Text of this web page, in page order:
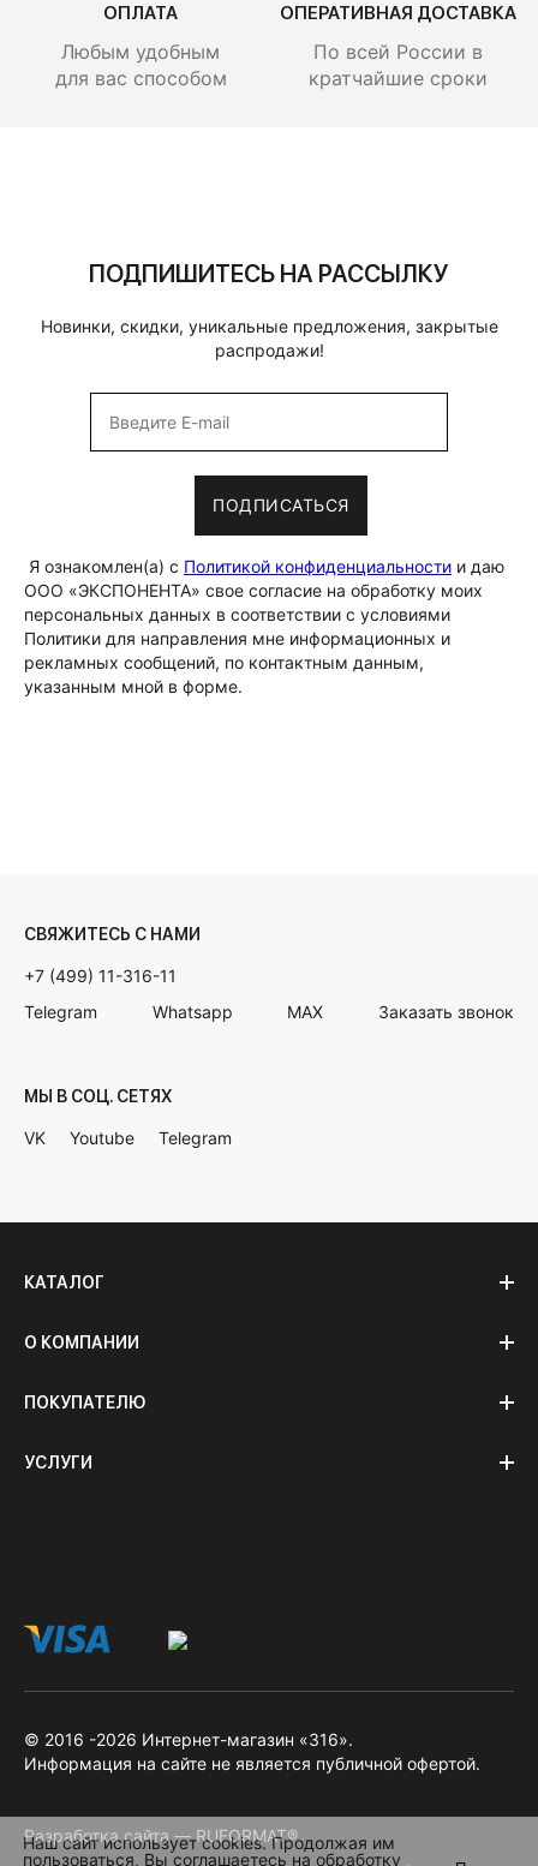
ОПЛАТА
Любым удобным
для вас способом
ОПЕРАТИВНАЯ ДОСТАВКА
По всей России в
кратчайшие сроки
ПОДПИШИТЕСЬ НА РАССЫЛКУ
Новинки, скидки, уникальные предложения, закрытые
распродажи!
ПОДПИСАТЬСЯ
Я ознакомлен(а) с Политикой конфиденциальности и даю
ООО «ЭКСПОНЕНТА» свое согласие на обработку моих
персональных данных в соответствии с условиями
Политики для направления мне информационных и
рекламных сообщений, по контактным данным,
указанным мной в форме.
СВЯЖИТЕСЬ С НАМИ
+7 (499) 11-316-11
Telegram
Whatsapp MAX Заказать звонок
МЫ В СОЦ. СЕТЯХ
VK Youtube Telegram
КАТАЛОГ
О КОМПАНИИ
ПОКУПАТЕЛЮ
УСЛУГИ
© 2016 -2026 Интернет-магазин «316».
Информация на сайте не является публичной офертой.
Разработка сайта — RUFORMAT®
Наш сайт использует cookies. Продолжая им
пользоваться, Вы соглашаетесь на обработку